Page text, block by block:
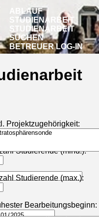
ABLAUF
STUDIENARBEIT
STUDIENARBEIT
SUCHEN
BETREUER LOG-IN
Projektzugehörigkeit:
Studierende (mind.):
Studierende (max.):
Bearbeitungsbeginn: